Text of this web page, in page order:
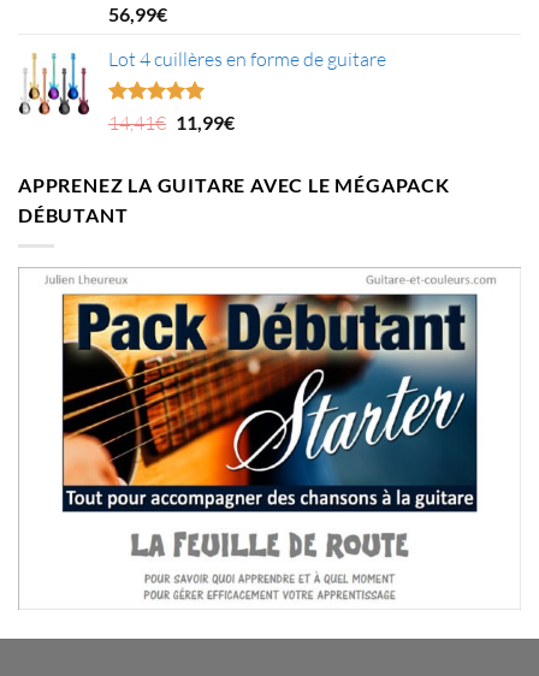
Note5.00
sur 5
56,99€
Lot 4 cuillères en forme de guitare
Note5.00
sur 5
14,41€ Le
était :
11,99€Le
est :
APPRENEZ LA GUITARE AVEC LE MÉGAPACK
DÉBUTANT